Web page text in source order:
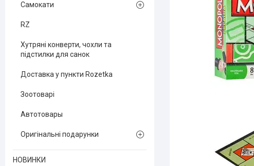
Самокати
RZ
Хутряні конверти, чохли та
підстилки для санок
Доставка у пункти Rozetka
Зоотоварі
Автотовары
Оригінальні подарунки
НОВИНКИ